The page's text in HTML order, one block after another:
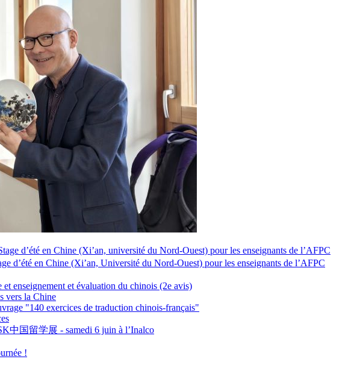
d’été en Chine (Xi’an, université du Nord-Ouest) pour les enseignants de l’AFPC
en Chine (Xi’an, Université du Nord-Ouest) pour les enseignants de l’AFPC
enseignement et évaluation du chinois (2e avis)
vers la Chine
"140 exercices de traduction chinois-français"
中国留学展 - samedi 6 juin à l’Inalco
!